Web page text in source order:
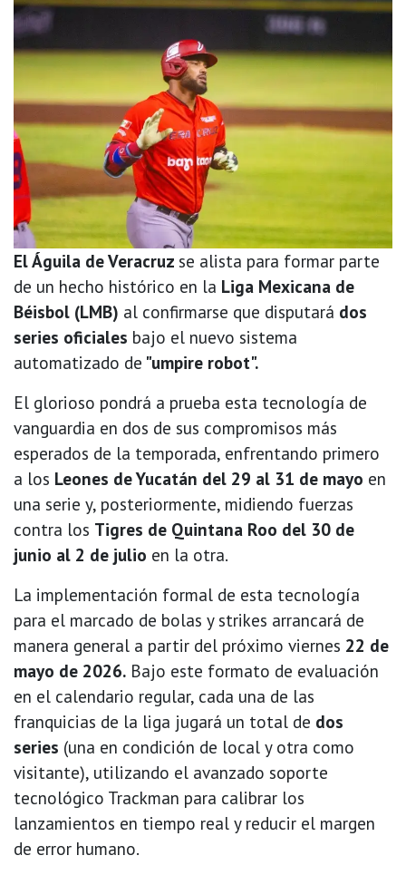
El Águila de Veracruz se alista para formar parte
de un hecho histórico en la Liga Mexicana de
Béisbol (LMB) al confirmarse que disputará dos
series oficiales bajo el nuevo sistema
automatizado de "umpire robot".
El glorioso pondrá a prueba esta tecnología de
vanguardia en dos de sus compromisos más
esperados de la temporada, enfrentando primero
a los Leones de Yucatán del 29 al 31 de mayo en
una serie y, posteriormente, midiendo fuerzas
contra los Tigres de Quintana Roo del 30 de
junio al 2 de julio en la otra.
La implementación formal de esta tecnología
para el marcado de bolas y strikes arrancará de
manera general a partir del próximo viernes 22 de
mayo de 2026. Bajo este formato de evaluación
en el calendario regular, cada una de las
franquicias de la liga jugará un total de dos
series (una en condición de local y otra como
visitante), utilizando el avanzado soporte
tecnológico Trackman para calibrar los
lanzamientos en tiempo real y reducir el margen
de error humano.